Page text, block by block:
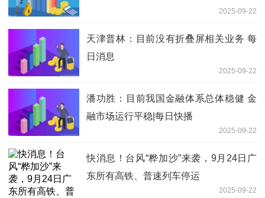
2025-09-22
天津普林：目前没有折叠屏相关业务 每
日消息
2025-09-22
潘功胜：目前我国金融体系总体稳健 金
融市场运行平稳|每日快播
2025-09-22
快消息！台风“桦加沙”来袭，9月24日广
东所有高铁、普速列车停运
2025-09-22